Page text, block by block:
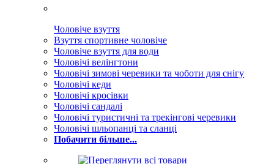
Чоловіче взуття
Взуття спортивне чоловіче
Чоловіче взуття для води
Чоловічі велінгтони
Чоловічі зимові черевики та чоботи для снігу
Чоловічі кеди
Чоловічі кросівки
Чоловічі сандалі
Чоловічі туристичні та трекінгові черевики
Чоловічі шльопанці та сланці
Побачити більше...